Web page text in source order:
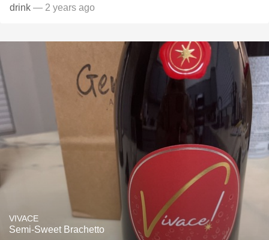
drink — 2 years ago
VIVACE
Semi-Sweet Brachetto